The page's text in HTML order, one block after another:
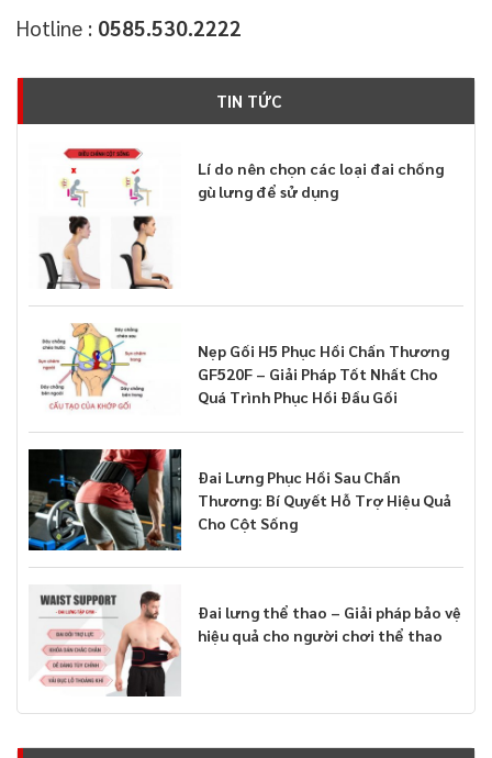
Hotline : 0585.530.2222
TIN TỨC
Lí do nên chọn các loại đai chống
gù lưng để sử dụng
Nẹp Gối H5 Phục Hồi Chấn Thương
GF520F – Giải Pháp Tốt Nhất Cho
Quá Trình Phục Hồi Đầu Gối
Đai Lưng Phục Hồi Sau Chấn
Thương: Bí Quyết Hỗ Trợ Hiệu Quả
Cho Cột Sống
Đai lưng thể thao – Giải pháp bảo vệ
hiệu quả cho người chơi thể thao